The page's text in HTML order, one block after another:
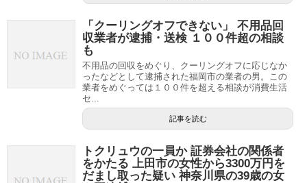
「クーリングオフできない」 不用品回
収業者が逮捕・送検 １００件超の相談
も
不用品の回収をめぐり、クーリングオフに応じなか
ったなどとして逮捕された福岡市の業者の男。この
業者をめぐっては１００件を超える相談が消費生活
セ...
記事を読む
トクリュウの一員か 証券会社の関係者
をかたる 上田市の女性から3300万円を
だまし取った疑い 神奈川県の39歳の女